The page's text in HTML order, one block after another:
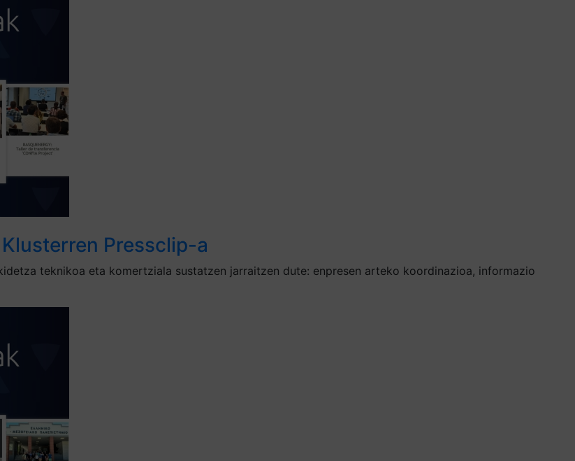
Pressclip-a
teknikoa eta komertziala sustatzen jarraitzen dute: enpresen arteko koordinazioa, informazio